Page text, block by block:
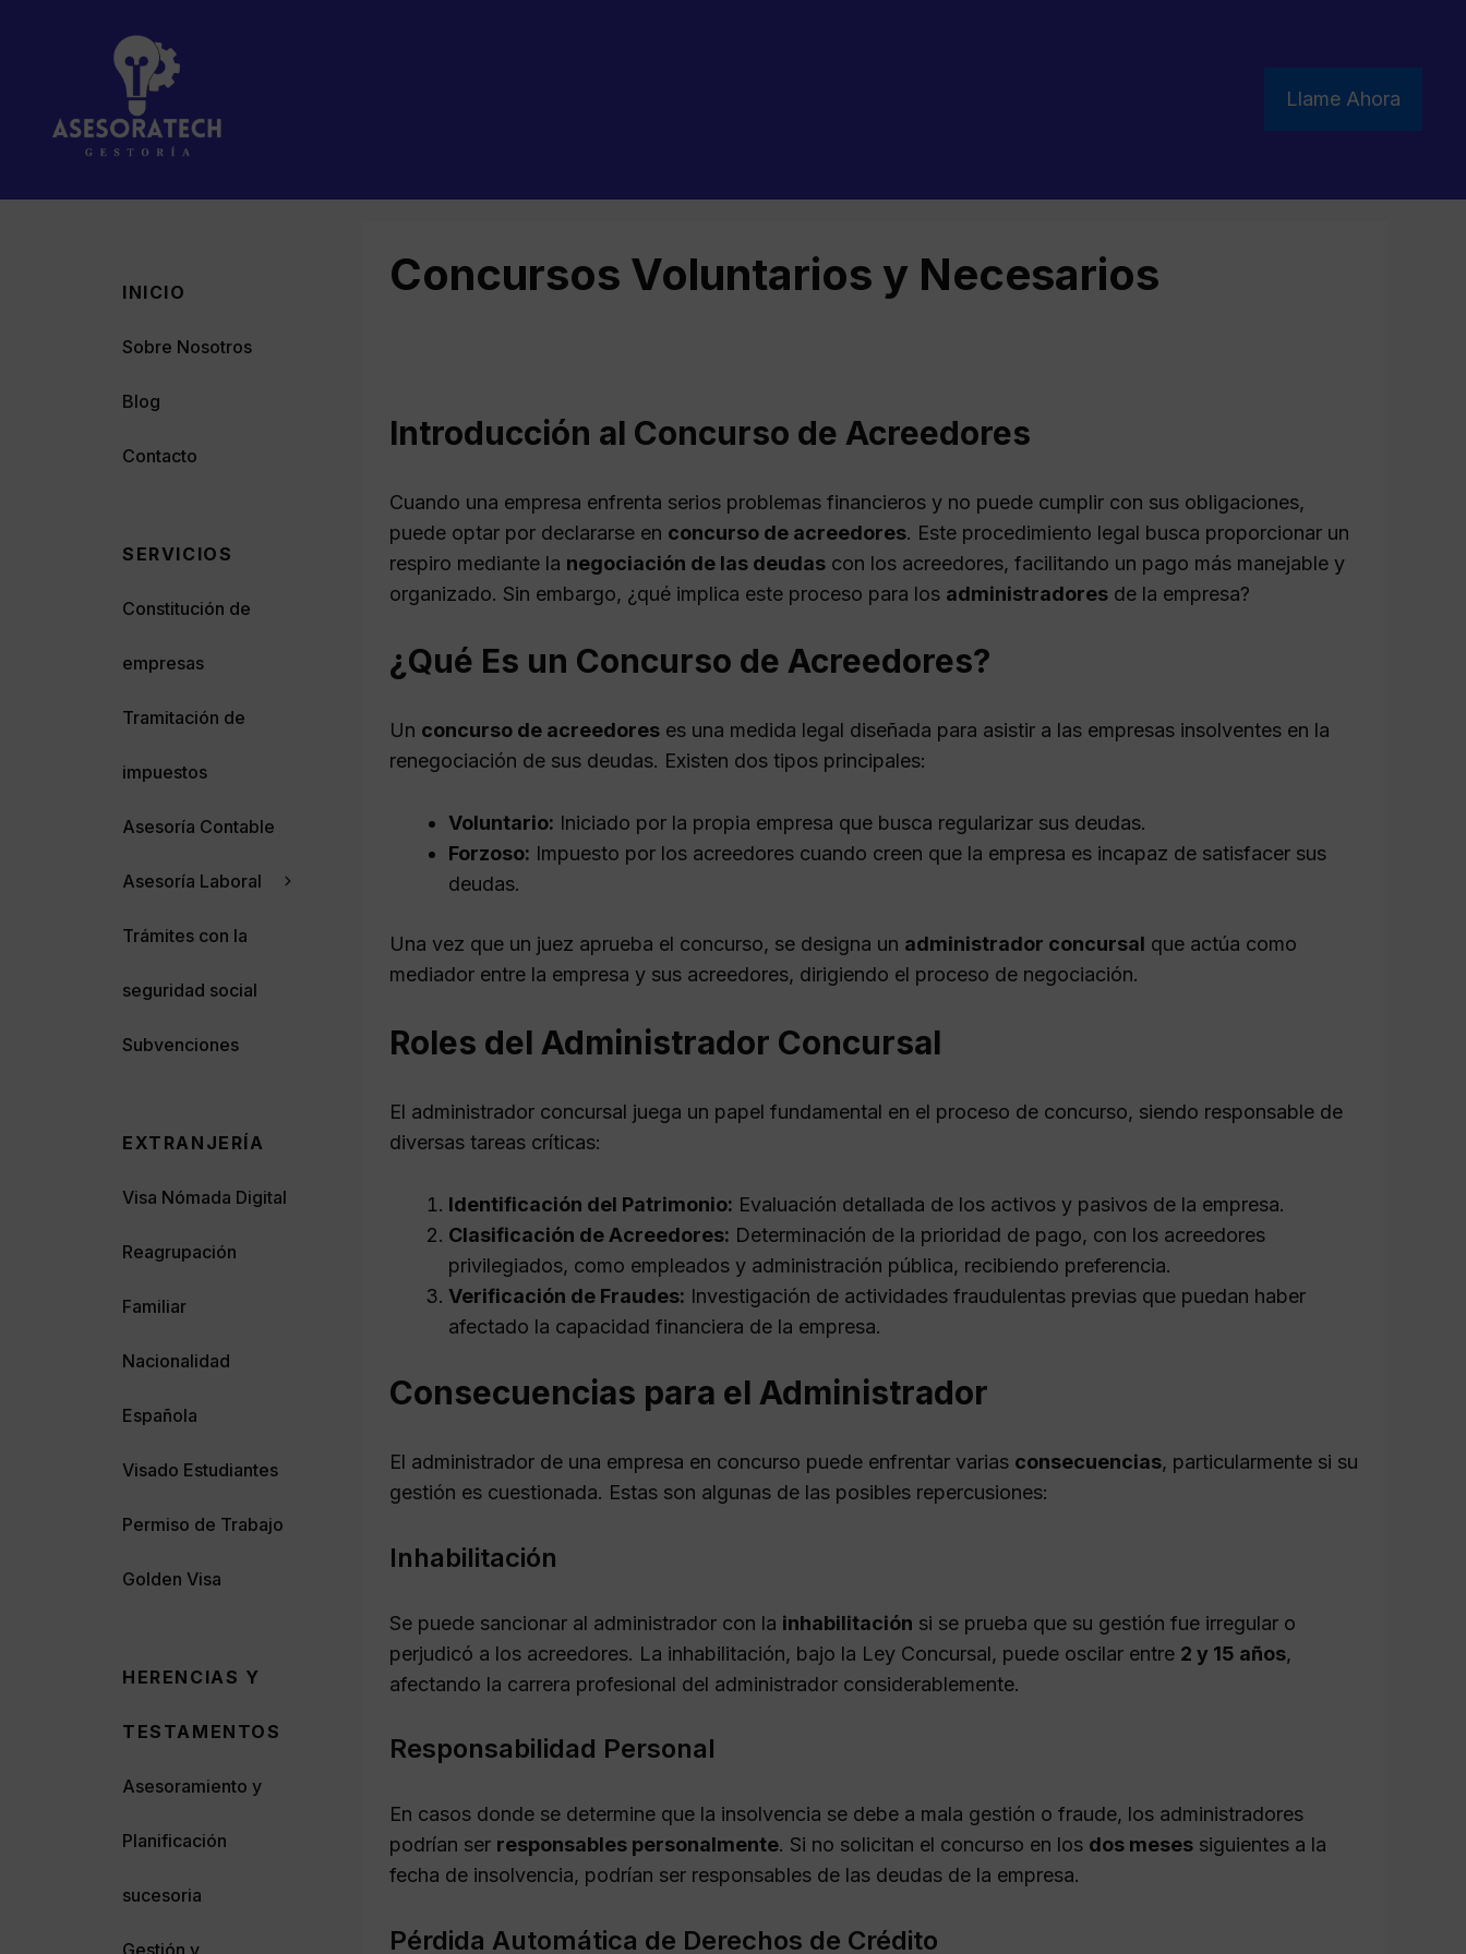
Llame Ahora
Concursos Voluntarios y Necesarios
Introducción al Concurso de Acreedores
Cuando una empresa enfrenta serios problemas financieros y no puede cumplir con sus obligaciones,
puede optar por declararse en concurso de acreedores. Este procedimiento legal busca proporcionar un
respiro mediante la negociación de las deudas con los acreedores, facilitando un pago más manejable y
organizado. Sin embargo, ¿qué implica este proceso para los administradores de la empresa?
¿Qué Es un Concurso de Acreedores?
Un concurso de acreedores es una medida legal diseñada para asistir a las empresas insolventes en la
renegociación de sus deudas. Existen dos tipos principales:
Voluntario: Iniciado por la propia empresa que busca regularizar sus deudas.
Forzoso: Impuesto por los acreedores cuando creen que la empresa es incapaz de satisfacer sus
deudas.
Una vez que un juez aprueba el concurso, se designa un administrador concursal que actúa como
mediador entre la empresa y sus acreedores, dirigiendo el proceso de negociación.
Roles del Administrador Concursal
El administrador concursal juega un papel fundamental en el proceso de concurso, siendo responsable de
diversas tareas críticas:
Identificación del Patrimonio: Evaluación detallada de los activos y pasivos de la empresa.
Clasificación de Acreedores: Determinación de la prioridad de pago, con los acreedores
privilegiados, como empleados y administración pública, recibiendo preferencia.
Verificación de Fraudes: Investigación de actividades fraudulentas previas que puedan haber
afectado la capacidad financiera de la empresa.
Consecuencias para el Administrador
El administrador de una empresa en concurso puede enfrentar varias consecuencias, particularmente si su
gestión es cuestionada. Estas son algunas de las posibles repercusiones:
Inhabilitación
Se puede sancionar al administrador con la inhabilitación si se prueba que su gestión fue irregular o
perjudicó a los acreedores. La inhabilitación, bajo la Ley Concursal, puede oscilar entre 2 y 15 años,
afectando la carrera profesional del administrador considerablemente.
Responsabilidad Personal
En casos donde se determine que la insolvencia se debe a mala gestión o fraude, los administradores
podrían ser responsables personalmente. Si no solicitan el concurso en los dos meses siguientes a la
fecha de insolvencia, podrían ser responsables de las deudas de la empresa.
Pérdida Automática de Derechos de Crédito
INICIO
Sobre Nosotros
Blog
Contacto
SERVICIOS
Constitución de
empresas
Tramitación de
impuestos
Asesoría Contable
Asesoría Laboral
Trámites con la
seguridad social
Subvenciones
EXTRANJERÍA
Visa Nómada Digital
Reagrupación
Familiar
Nacionalidad
Española
Visado Estudiantes
Permiso de Trabajo
Golden Visa
HERENCIAS Y
TESTAMENTOS
Asesoramiento y
Planificación
sucesoria
Gestión y